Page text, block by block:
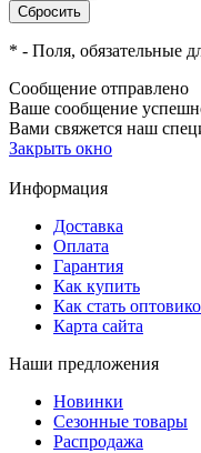
* - Поля, обязательные
Сообщение отправлено
Ваше сообщение
Вами свяжется наш
Закрыть окно
Информация
Доставка
Оплата
Гарантия
Как купить
Как стать
Карта сайта
Наши предложения
Новинки
Сезонные товары
Распродажа